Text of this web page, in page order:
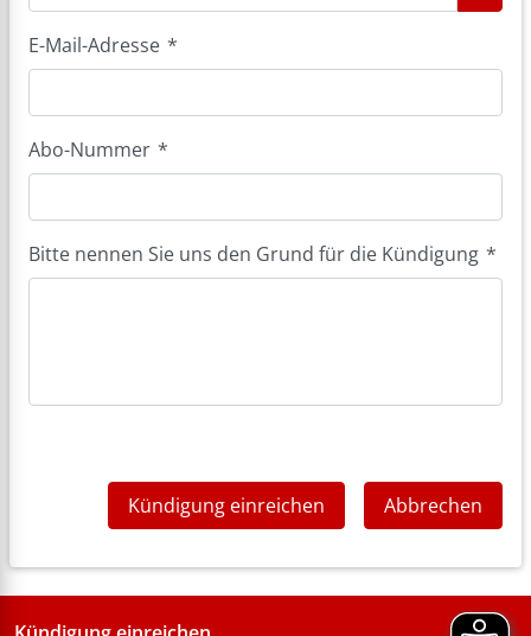
E-Mail-Adresse *
Abo-Nummer *
Bitte nennen Sie uns den Grund für die Kündigung *
Kündigung einreichen Abbrechen